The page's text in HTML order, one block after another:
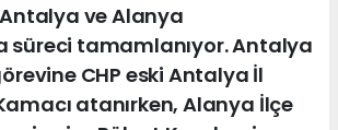
ve Alanya
süreci tamamlanıyor. Antalya
CHP eski Antalya İl
atanırken, Alanya İlçe